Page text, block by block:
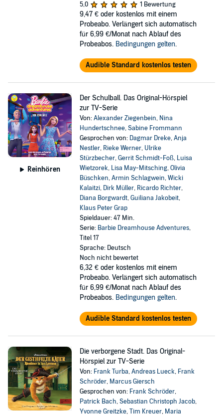
5,0
1 Bewertung
9,47 € oder kostenlos mit einem
Probeabo. Verlängert sich automatisch
für 6,99 €/Monat nach Ablauf des
Probeabos. Bedingungen gelten.
Audible Standard kostenlos testen
Reinhören
Der Schulball. Das Original-Hörspiel
zur TV-Serie
Von:Alexander Ziegenbein, Nina
Hundertschnee,Sabine Frommann
Gesprochen von: Dagmar Dreke,Anja
Nestler, Rieke Werner, Ulrike
Stürzbecher,Gerrit Schmidt-Foß, Luisa
Wietzorek, Lisa May-Mitsching,Olivia
Büschken,Armin Schlagwein,Wicki
Kalaitzi, Dirk Müller, Ricardo Richter,
Diana Borgwardt,Guiliana Jakobeit,
Klaus Peter Grap
Spieldauer: 47 Min.
Serie: Barbie Dreamhouse Adventures,
Titel 17
Sprache: Deutsch
Noch nicht bewertet
6,32 € oder kostenlos mit einem
Probeabo. Verlängert sich automatisch
für 6,99 €/Monat nach Ablauf des
Probeabos. Bedingungen gelten.
Audible Standard kostenlos testen
Die verborgene Stadt. Das Original-
Hörspiel zur TV-Serie
Von: Frank Turba,Andreas Lueck, Frank
Schröder, Marcus Giersch
Gesprochen von: Frank Schröder,
Patrick Bach,Sebastian Christoph Jacob,
Yvonne Greitzke,Tim Kreuer, Maria